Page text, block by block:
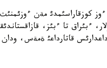
كوزقاراسئمدئ مةن ءوزئمنئث
ءبئراق تا ءبئز،
قاتارداعئ ةمةس، ودان